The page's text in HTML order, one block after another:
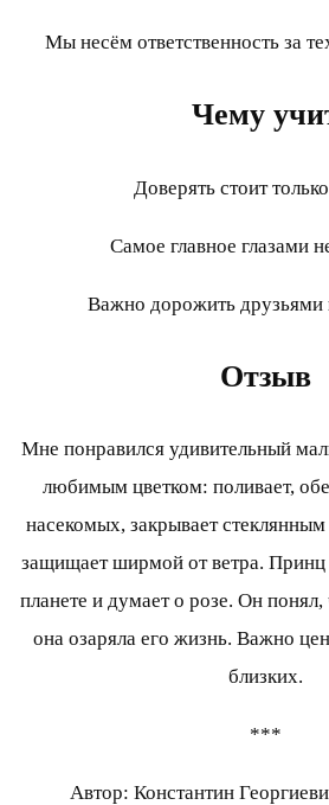
Мы несём ответственность за
Чему
Доверять стоит
Самое главное глазами
Важно дорожить
Отзыв
Мне понравился удивительный
любимым цветком: поливает,
насекомых, закрывает
защищает ширмой от ветра. Принц
планете и думает о розе. Он
она озаряла его жизнь. Важно
близких.
***
Автор: Константин